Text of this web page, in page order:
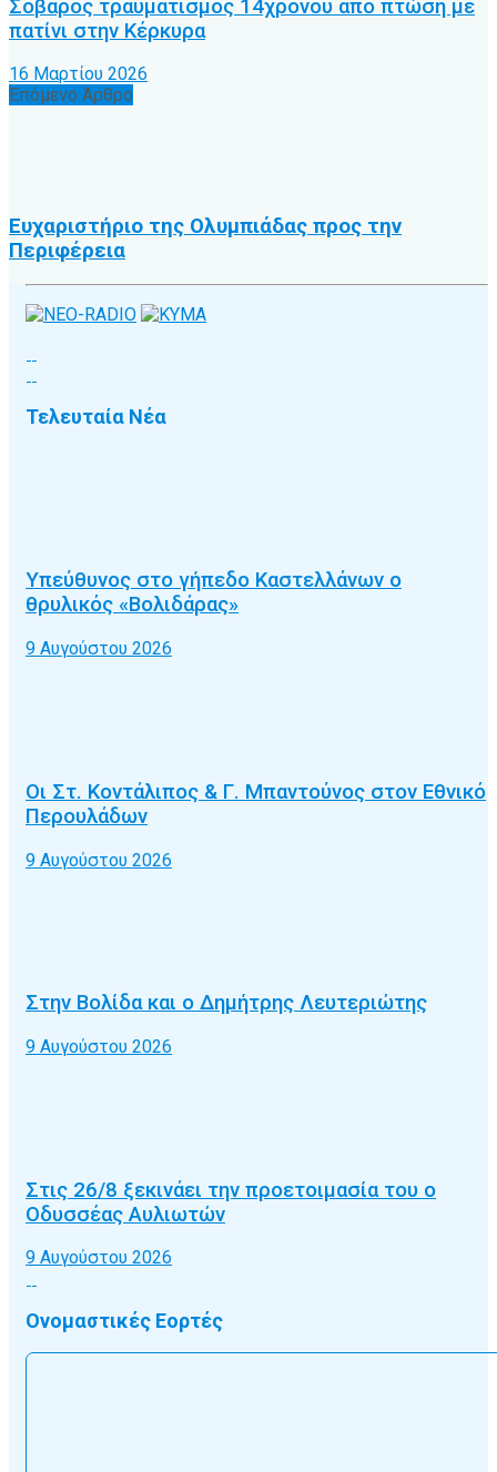
Σοβαρός τραυματισμός 14χρονου από πτώση με
πατίνι στην Κέρκυρα
16 Μαρτίου 2026
Επόμενο Άρθρο
Ευχαριστήριο της Ολυμπιάδας προς την
Περιφέρεια
Τελευταία Νέα
Υπεύθυνος στο γήπεδο Καστελλάνων ο
θρυλικός «Βολιδάρας»
9 Αυγούστου 2026
Οι Στ. Κοντάλιπος & Γ. Μπαντούνος στον Εθνικό
Περουλάδων
9 Αυγούστου 2026
Στην Βολίδα και ο Δημήτρης Λευτεριώτης
9 Αυγούστου 2026
Στις 26/8 ξεκινάει την προετοιμασία του ο
Οδυσσέας Αυλιωτών
9 Αυγούστου 2026
Ονομαστικές Εορτές